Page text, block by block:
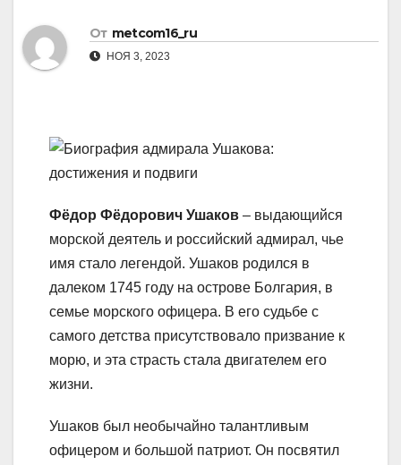
От metcom16_ru
НОЯ 3, 2023
Фёдор Фёдорович Ушаков – выдающийся
морской деятель и российский адмирал, чье
имя стало легендой. Ушаков родился в
далеком 1745 году на острове Болгария, в
семье морского офицера. В его судьбе с
самого детства присутствовало призвание к
морю, и эта страсть стала двигателем его
жизни.
Ушаков был необычайно талантливым
офицером и большой патриот. Он посвятил